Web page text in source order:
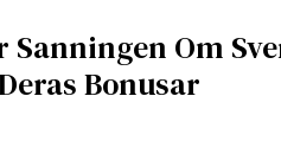
Om
Bonusar